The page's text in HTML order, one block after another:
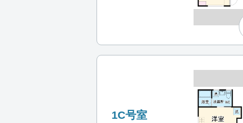
1C号室